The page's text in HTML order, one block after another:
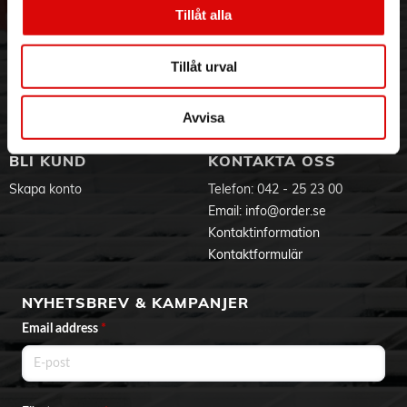
Tillåt alla
Tillåt urval
Avvisa
Visselblåsning
Aktuellt på Order
Ansökan om RMA
Godsefterlysning & Felleverans
Integritetspolicy
Om cookies
BLI KUND
Skapa konto
KONTAKTA OSS
Telefon: 042 - 25 23 00
Email: info@order.se
Kontaktinformation
Kontaktformulär
NYHETSBREV & KAMPANJER
Email address *